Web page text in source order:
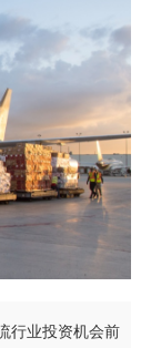
行业投资机会前